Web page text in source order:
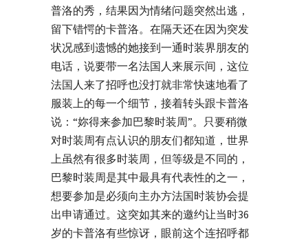
普洛的秀，结果因为情绪问题突然出逃，
留下错愕的卡普洛。在隔天还在因为突发
状况感到遗憾的她接到一通时装界朋友的
电话，说要带一名法国人来展示间，这位
法国人来了招呼也没打就非常快速地看了
服装上的每一个细节，接着转头跟卡普洛
说：“妳得来参加巴黎时装周”。只要稍微
对时装周有点认识的朋友们都知道，世界
上虽然有很多时装周，但等级是不同的，
巴黎时装周是其中最具有代表性的之一，
想要参加是必须向主办方法国时装协会提
出申请通过。这突如其来的邀约让当时36
岁的卡普洛有些惊讶，眼前这个连招呼都